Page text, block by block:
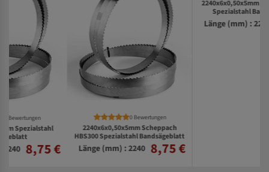
0 Bewertungen
2240x6x0,50x5mm Scheppach
HBS300 Spezialstahl Bandsägeblatt
Länge (mm) : 2240 8,75 €
2240x6x0,50x5mm Metabo BAS317
Spezialstahl Bandsägeblatt
Länge (mm) : 2240